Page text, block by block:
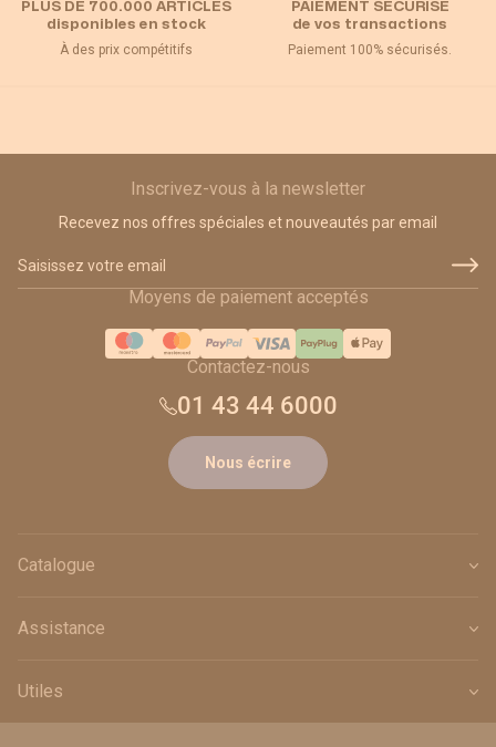
PLUS DE 700.000 ARTICLES
disponibles en stock
À des prix compétitifs
PAIEMENT SÉCURISÉ
de vos transactions
Paiement 100% sécurisés.
Inscrivez-vous à la newsletter
Recevez nos offres spéciales et nouveautés par email
Moyens de paiement acceptés
Contactez-nous
01 43 44 6000
Nous écrire
Catalogue
Assistance
Utiles